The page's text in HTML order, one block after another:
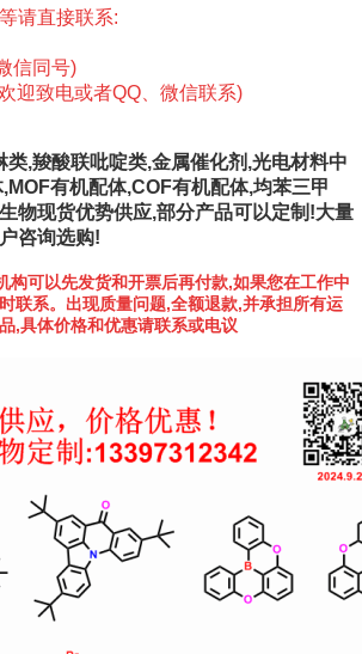
请直接联系:
信同号)
迎致电或者QQ、微信联系)
类,羧酸联吡啶类,金属催化剂,光电材料中
有机配体,COF有机配体,均苯三甲
物现货优势供应,部分产品可以定制!大量
咨询选购!
构可以先发货和开票后再付款,如果您在工作中
联系。出现质量问题,全额退款,并承担所有运
,具体价格和优惠请联系或电议